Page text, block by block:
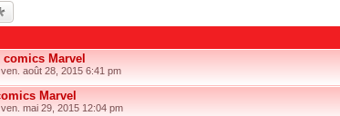
Marvel
août 28, 2015 6:41 pm
Marvel
mai 29, 2015 12:04 pm